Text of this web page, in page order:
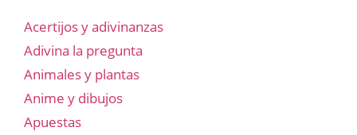
Acertijos y adivinanzas
Adivina la pregunta
Animales y plantas
Anime y dibujos
Apuestas